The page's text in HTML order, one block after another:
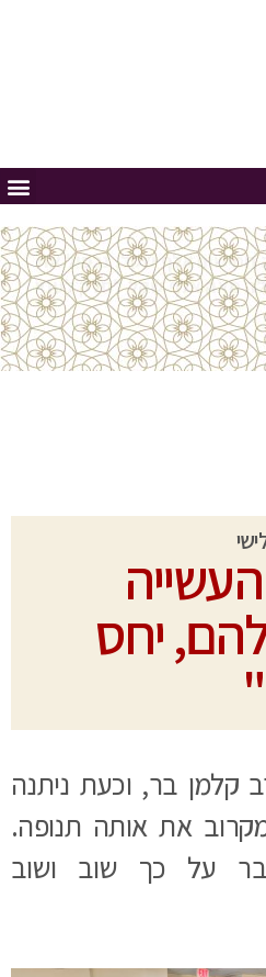
בקונגרס יהודי
יחס
קלמן בר, וכעת ניתנה
את אותה תנופה.
על כך שוב ושוב